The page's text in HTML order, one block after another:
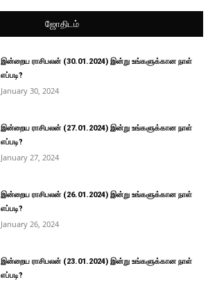
ஜோதிடம்
இன்றைய ராசிபலன் (30.01.2024) இன்று உங்களுக்கான நாள்
எப்படி?
January 30, 2024
இன்றைய ராசிபலன் (27.01.2024) இன்று உங்களுக்கான நாள்
எப்படி?
January 27, 2024
இன்றைய ராசிபலன் (26.01.2024) இன்று உங்களுக்கான நாள்
எப்படி?
January 26, 2024
இன்றைய ராசிபலன் (23.01.2024) இன்று உங்களுக்கான நாள்
எப்படி?